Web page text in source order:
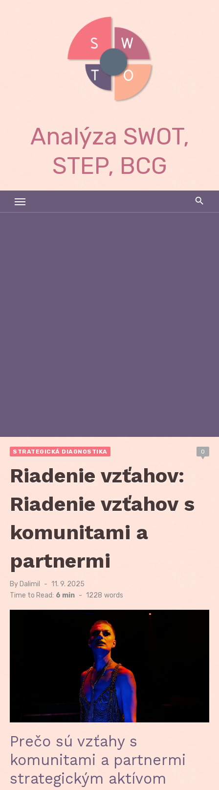
Analýza SWOT,
STEP, BCG
STRATEGICKÁ DIAGNOSTIKA 0
Riadenie vzťahov:
Riadenie vzťahov s
komunitami a
partnermi
By Dalimil
Posted
on
11. 9. 2025
Time to Read: 6 min - 1228 words
Prečo sú vzťahy s
komunitami a partnermi
strategickým aktívom